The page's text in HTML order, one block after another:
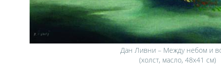
Дан Ливни – Между небом и
(холст, масло, 48х41 см)